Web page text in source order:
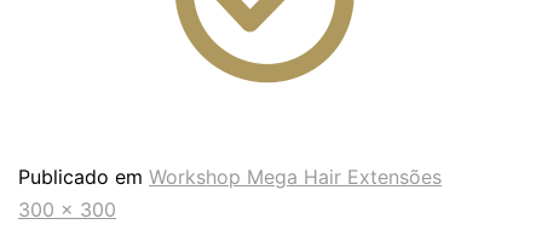
Publicado em Workshop Mega Hair Extensões
300 × 300